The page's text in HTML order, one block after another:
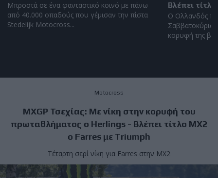
Μπροστά σε ένα φανταστικό κοινό με πάνω
από 40.000 οπαδούς που γέμισαν την πίστα
Stedelijk Motocross...
Βλέπει
Ο Ολλανδός
κορυφή της
Motocross
MXGP Τσεχίας: Με νίκη στην κορυφή του
πρωταθλήματος ο Herlings - Βλέπει τίτλο ΜΧ2
ο Farres με Triumph
Τέταρτη σερί νίκη για Farres στην MX2